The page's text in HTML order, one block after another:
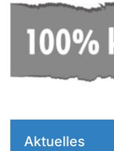
Aktuelles